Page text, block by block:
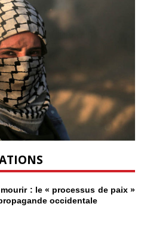
: le « processus de paix »
occidentale